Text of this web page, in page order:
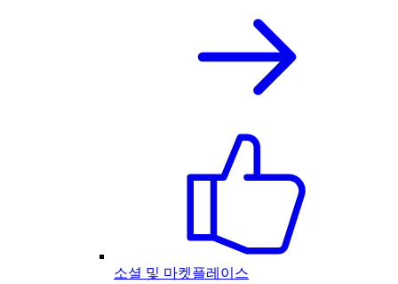
소셜 및 마켓플레이스